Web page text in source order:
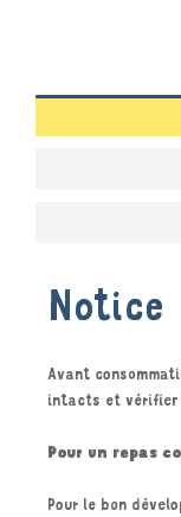
Notice
Avant
intacts et vérifier
Pour un repas
Pour le bon